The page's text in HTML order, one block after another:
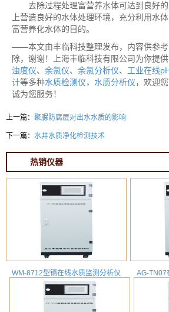
去除过程处理富营养水体可达到良好的
上营造良好的水体处理环境，充分利用水
富营养化水体的目的。
——本文由丰临科技整理发布，内容供参考
除，谢谢！上海丰临科技有限公司为你提供
浊度仪、 余氯仪、 余氯分析仪、 工业在线
计等多种水质检测仪， 水质分析仪，欢迎
诚为您服务！
上一篇： 聚脲防腐层对出水水质的影响
下一篇： 水井水质净化检测技术
热销仪器
WM-8712型镉在线水质监测分析仪 AG-TN07